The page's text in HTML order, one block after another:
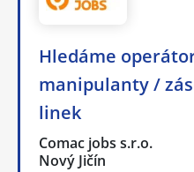
Hledáme
manipulanty /
linek
Comac jobs s.r.o.
Nový Jičín